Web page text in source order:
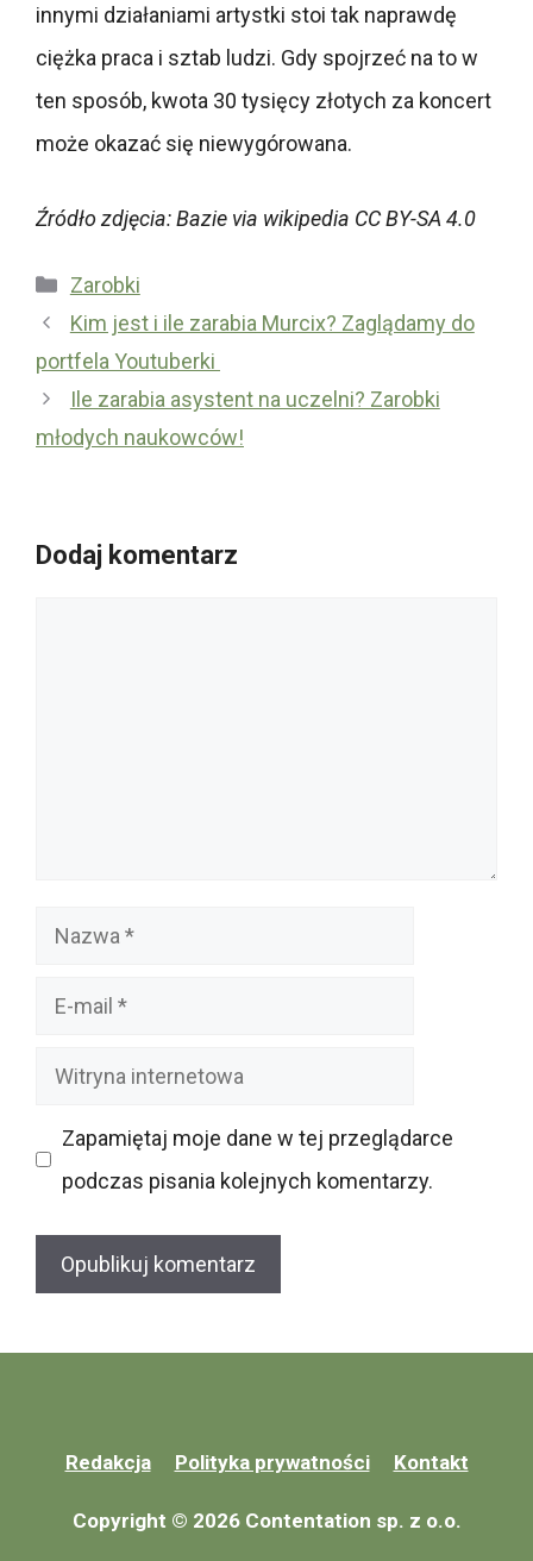
innymi działaniami artystki stoi tak naprawdę
ciężka praca i sztab ludzi. Gdy spojrzeć na to w
ten sposób, kwota 30 tysięcy złotych za koncert
może okazać się niewygórowana.
Źródło zdjęcia: Bazie via wikipedia CC BY-SA 4.0
Kategorie
Zarobki
Kim jest i ile zarabia Murcix? Zaglądamy do
portfela Youtuberki
Ile zarabia asystent na uczelni? Zarobki
młodych naukowców!
Dodaj komentarz
Nazwa
Witryna
Zapamiętaj moje dane w tej przeglądarce
podczas pisania kolejnych komentarzy.
Redakcja Polityka prywatności Kontakt
Copyright © 2026 Contentation sp. z o.o.